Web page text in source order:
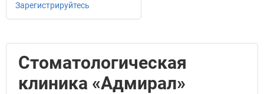
Зарегистрируйтесь
Стоматологическая
клиника «Адмирал»